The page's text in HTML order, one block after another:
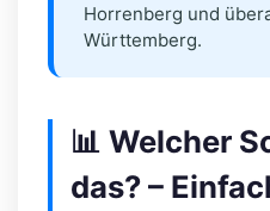
Horrenberg und
Württemberg.
📊 Welcher
das? –